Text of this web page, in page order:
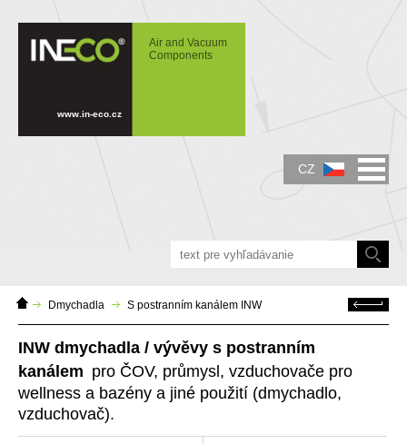
Dmychadla a vývěvy INW s postranním
kanálem
Air and Vacuum
Components
www.in-eco.cz
Domácí
stránka
Dmychadla S postranním kanálem INW Zpět
INW dmychadla / vývěvy s postranním
kanálem pro ČOV, průmysl, vzduchovače pro
wellness a bazény a jiné použití (dmychadlo,
vzduchovač).
CZ